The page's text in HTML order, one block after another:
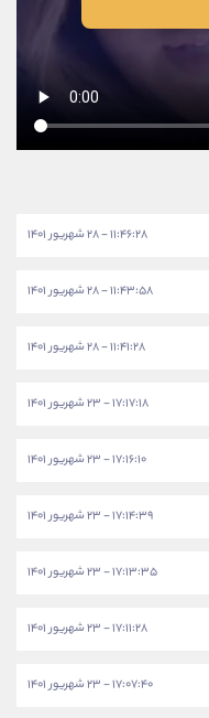
۱۱:۴۶:۲۸ - ۲۸ شهریور ۱۴۰۱
۱۱:۴۳:۵۸ - ۲۸ شهریور ۱۴۰۱
۱۱:۴۱:۲۸ - ۲۸ شهریور ۱۴۰۱
۱۷:۱۷:۱۸ - ۲۳ شهریور ۱۴۰۱
۱۷:۱۶:۱۰ - ۲۳ شهریور ۱۴۰۱
۱۷:۱۴:۳۹ - ۲۳ شهریور ۱۴۰۱
۱۷:۱۳:۳۵ - ۲۳ شهریور ۱۴۰۱
۱۷:۱۱:۲۸ - ۲۳ شهریور ۱۴۰۱
۱۷:۰۷:۴۰ - ۲۳ شهریور ۱۴۰۱